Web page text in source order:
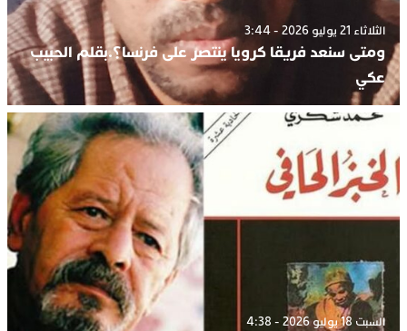
الثلاثاء 21 يوليو 2026 - 3:44
ومتى سنعد فريقا كرويا ينتصر على فرنسا؟.بقلم الحبيب
عكي
السبت 18 يوليو 2026 - 4:38